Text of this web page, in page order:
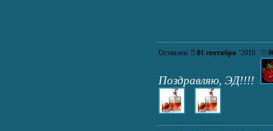
Оставлен: 01 сентября ’2010
Поздравляю, ЭД!!!!